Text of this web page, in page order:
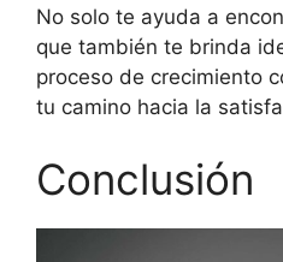
No solo te ayuda a
que también te brinda
proceso de crecimiento
tu camino hacia la
Conclusión